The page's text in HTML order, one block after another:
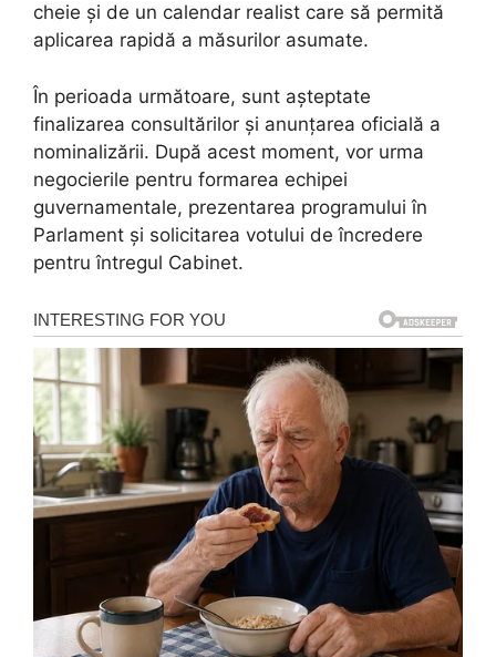
cheie și de un calendar realist care să permită
aplicarea rapidă a măsurilor asumate.
În perioada următoare, sunt așteptate
finalizarea consultărilor și anunțarea oficială a
nominalizării. După acest moment, vor urma
negocierile pentru formarea echipei
guvernamentale, prezentarea programului în
Parlament și solicitarea votului de încredere
pentru întregul Cabinet.